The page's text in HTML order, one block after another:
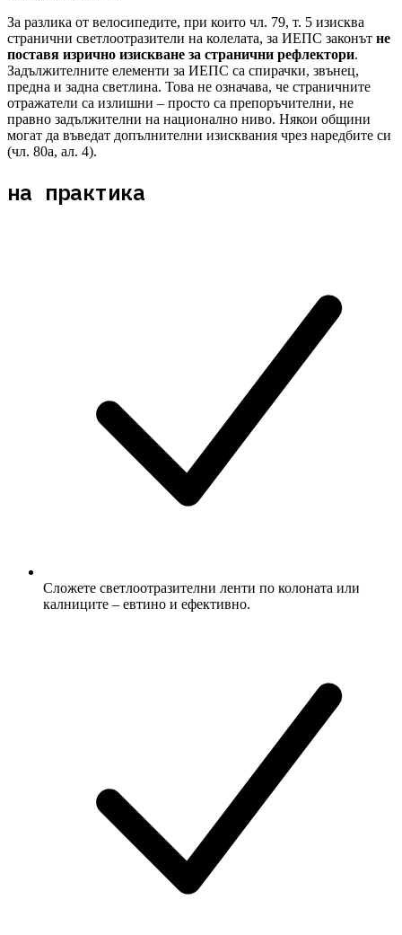
За разлика от велосипедите, при които чл. 79, т. 5 изисква
странични светлоотразители на колелата, за ИЕПС законът не
поставя изрично изискване за странични рефлектори.
Задължителните елементи за ИЕПС са спирачки, звънец,
предна и задна светлина. Това не означава, че страничните
отражатели са излишни – просто са препоръчителни, не
правно задължителни на национално ниво. Някои общини
могат да въведат допълнителни изисквания чрез наредбите си
(чл. 80а, ал. 4).
на практика
Сложете светлоотразителни ленти по колоната или
калниците – евтино и ефективно.